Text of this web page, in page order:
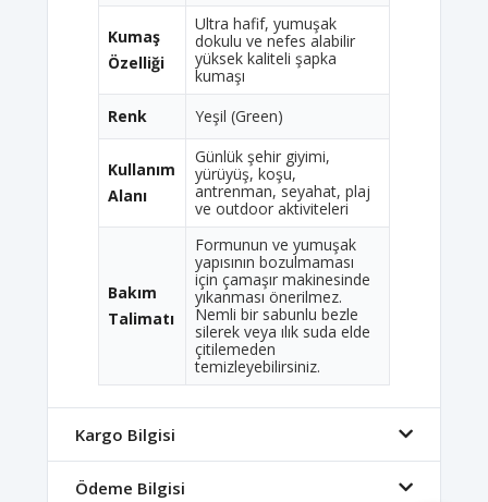
Kumaş
Özelliği
Ultra hafif, yumuşak
dokulu ve nefes alabilir
yüksek kaliteli şapka
kumaşı
Renk
Yeşil (Green)
Kullanım
Alanı
Günlük şehir giyimi,
yürüyüş, koşu,
antrenman, seyahat, plaj
ve outdoor aktiviteleri
Bakım
Talimatı
Formunun ve yumuşak
yapısının bozulmaması
için çamaşır makinesinde
yıkanması önerilmez.
Nemli bir sabunlu bezle
silerek veya ılık suda elde
çitilemeden
temizleyebilirsiniz.
Kargo Bilgisi
Ödeme Bilgisi